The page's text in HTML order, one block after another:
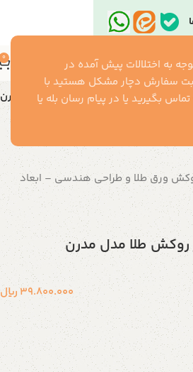
به اختلالات پیش آمده در
ثبت سفارش دچار مشکل هستید با
شماره ۰۹۱۹۸۰۳۰۰۷۲ تماس بگیرید یا در پیام رسان بله یا
0
گلدان فلزی دست‌ساز روکش طلا مدل مدرن
طلا مدل مدرن
39.800.000 ریال